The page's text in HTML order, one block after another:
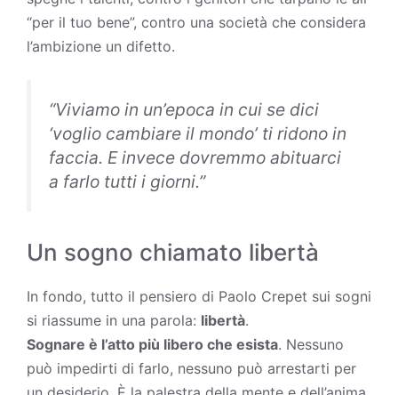
“per il tuo bene”, contro una società che considera
l’ambizione un difetto.
“Viviamo in un’epoca in cui se dici
‘voglio cambiare il mondo’ ti ridono in
faccia. E invece dovremmo abituarci
a farlo tutti i giorni.”
Un sogno chiamato libertà
In fondo, tutto il pensiero di Paolo Crepet sui sogni
si riassume in una parola: libertà.
Sognare è l’atto più libero che esista. Nessuno
può impedirti di farlo, nessuno può arrestarti per